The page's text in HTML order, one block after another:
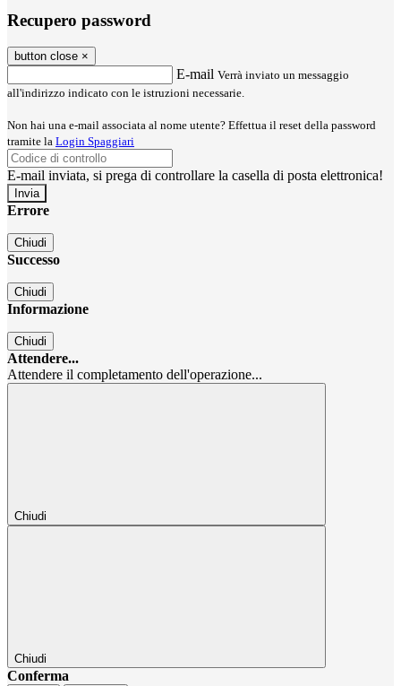
Recupero password
button close ×
E-mail Verrà inviato un messaggio
all'indirizzo indicato con le istruzioni necessarie.
Non hai una e-mail associata al nome utente? Effettua il reset della password
tramite la Login Spaggiari
E-mail inviata, si prega di controllare la casella di posta elettronica!
Errore
Chiudi
Successo
Chiudi
Informazione
Chiudi
Attendere...
Attendere il completamento dell'operazione...
Chiudi
Chiudi
Conferma